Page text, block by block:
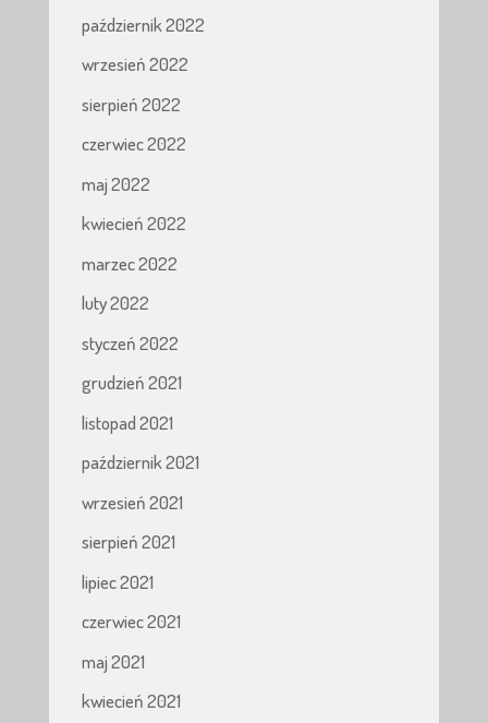
październik 2022
wrzesień 2022
sierpień 2022
czerwiec 2022
maj 2022
kwiecień 2022
marzec 2022
luty 2022
styczeń 2022
grudzień 2021
listopad 2021
październik 2021
wrzesień 2021
sierpień 2021
lipiec 2021
czerwiec 2021
maj 2021
kwiecień 2021